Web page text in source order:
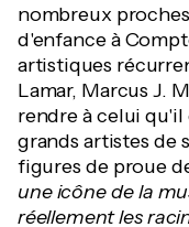
nombreux
d'enfance à
artistiques
Lamar, Marcus J.
rendre à celui
grands artistes de
figures de proue
une icône de la
réellement les